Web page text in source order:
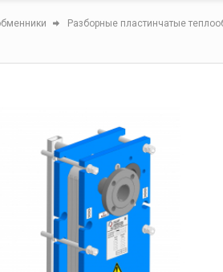
Анализаторы качества
элегаза
Устройства для контроля
элегаза
Дополнительное
Плотномеры и
денсиметры
ПЕСКОСТРУЙНОЕ ОБОРУДОВАНИЕ
Разборные пластинчатые